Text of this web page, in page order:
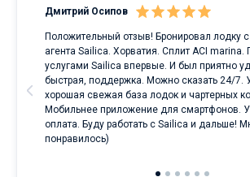
Дмитрий Осипов
Положительный отзыв! Бронировал лодку
агента Sailica. Хорватия. Сплит ACI marina.
услугами Sailica впервые. И был приятно
быстрая, поддержка. Можно сказать 24/7.
хорошая свежая база лодок и чартерных
Мобильнее приложение для смартфонов.
оплата. Буду работать с Sailica и дальше!
понравилось)